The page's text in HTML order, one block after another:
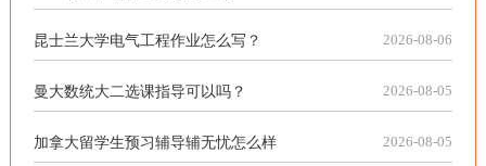
昆士兰大学电气工程作业怎么写？ 2026-08-06
曼大数统大二选课指导可以吗？ 2026-08-05
加拿大留学生预习辅导辅无忧怎么样 2026-08-05